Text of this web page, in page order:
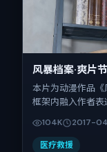
风暴档案·爽片
本片为动漫作品《
框架内融入作者表
国。上映时间
全片137分钟，节
104K 2017-
医疗救援